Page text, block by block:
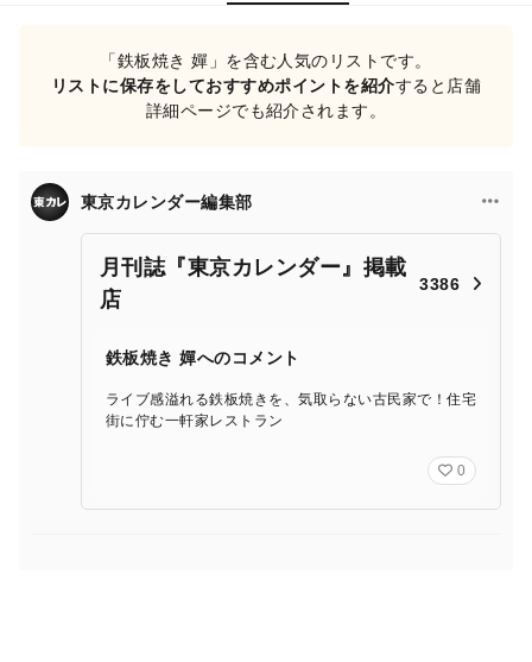
「鉄板焼き 嬋」を含む人気のリストです。
リストに保存をしておすすめポイントを紹介すると店舗
詳細ページでも紹介されます。
東京カレンダー編集部
月刊誌『東京カレンダー』掲載
店
3386
鉄板焼き 嬋へのコメント
ライブ感溢れる鉄板焼きを、気取らない古民家で！住宅
街に佇む一軒家レストラン
0